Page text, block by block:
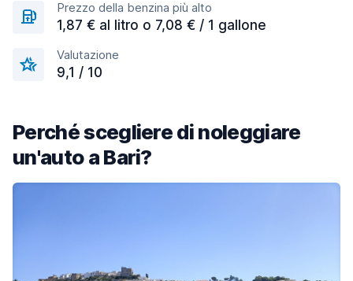
Prezzo della benzina più alto
1,87 € al litro o 7,08 € / 1 gallone
Valutazione
9,1 / 10
Perché scegliere di noleggiare
un'auto a Bari?